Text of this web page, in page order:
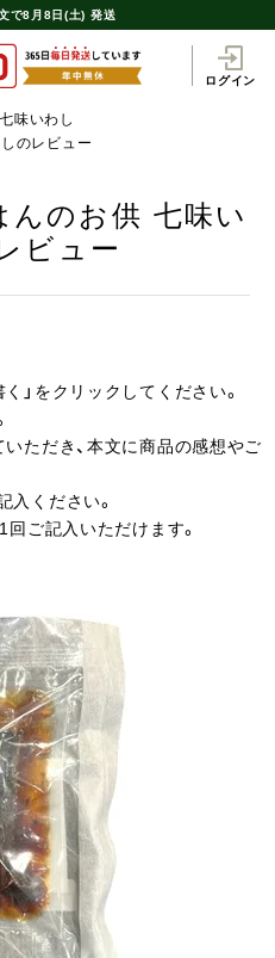
で8月8日(土) 発送
ログイン
七味いわし
のレビュー
のお供 七味い
ビュー
」をクリックしてください。
ただき、本文に商品の感想やご
入ください。
ご記入いただけます。